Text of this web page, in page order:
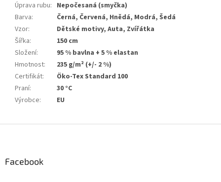
Úprava rubu: Nepočesaná (smyčka)
Barva:
Černá, Červená, Hnědá, Modrá, Šedá
Vzor:
Dětské motivy, Auta, Zvířátka
Šířka:
150 cm
Složení:
95 % bavlna + 5 % elastan
Hmotnost:
235 g/m² (+/- 2 %)
Certifikát:
Öko-Tex Standard 100
Praní:
30 °C
Výrobce: EU
Facebook